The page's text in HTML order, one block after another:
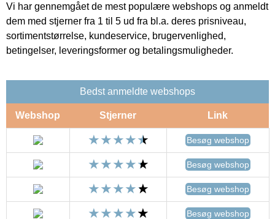
Vi har gennemgået de mest populære webshops og anmeldt
dem med stjerner fra 1 til 5 ud fra bl.a. deres prisniveau,
sortimentstørrelse, kundeservice, brugervenlighed,
betingelser, leveringsformer og betalingsmuligheder.
Bedst anmeldte webshops
Webshop Stjerner Link
Besøg webshop
Besøg webshop
Besøg webshop
Besøg webshop